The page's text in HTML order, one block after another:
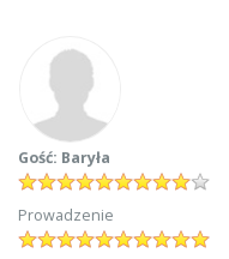
Gość: Baryła
Prowadzenie